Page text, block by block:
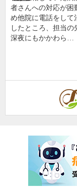
者さんへの対応が困
め他院に電話をして
したところ、担当の
深夜にもかかわら…